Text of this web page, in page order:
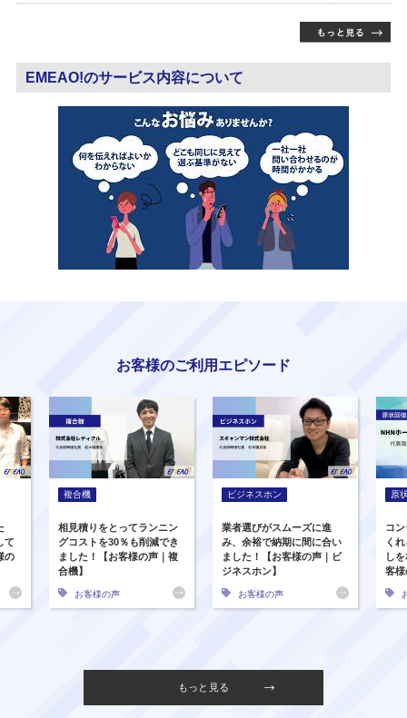
EMEAO!のサービス内容について
お客様のご利用エピソード
て
の
複合機
相見積りをとってランニン
グコストを30％も削減でき
ました！【お客様の声｜複
合機】
お客様の声
ビジネスホン
業者選びがスムーズに進
み、余裕で納期に間に合い
ました！【お客様の声｜ビ
ジネスホン】
お客様の声
原
コ
く
し
客
もっと見る